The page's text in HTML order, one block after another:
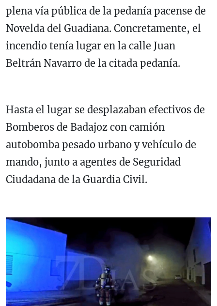
plena vía pública de la pedanía pacense de
Novelda del Guadiana. Concretamente, el
incendio tenía lugar en la calle Juan
Beltrán Navarro de la citada pedanía.
Hasta el lugar se desplazaban efectivos de
Bomberos de Badajoz con camión
autobomba pesado urbano y vehículo de
mando, junto a agentes de Seguridad
Ciudadana de la Guardia Civil.